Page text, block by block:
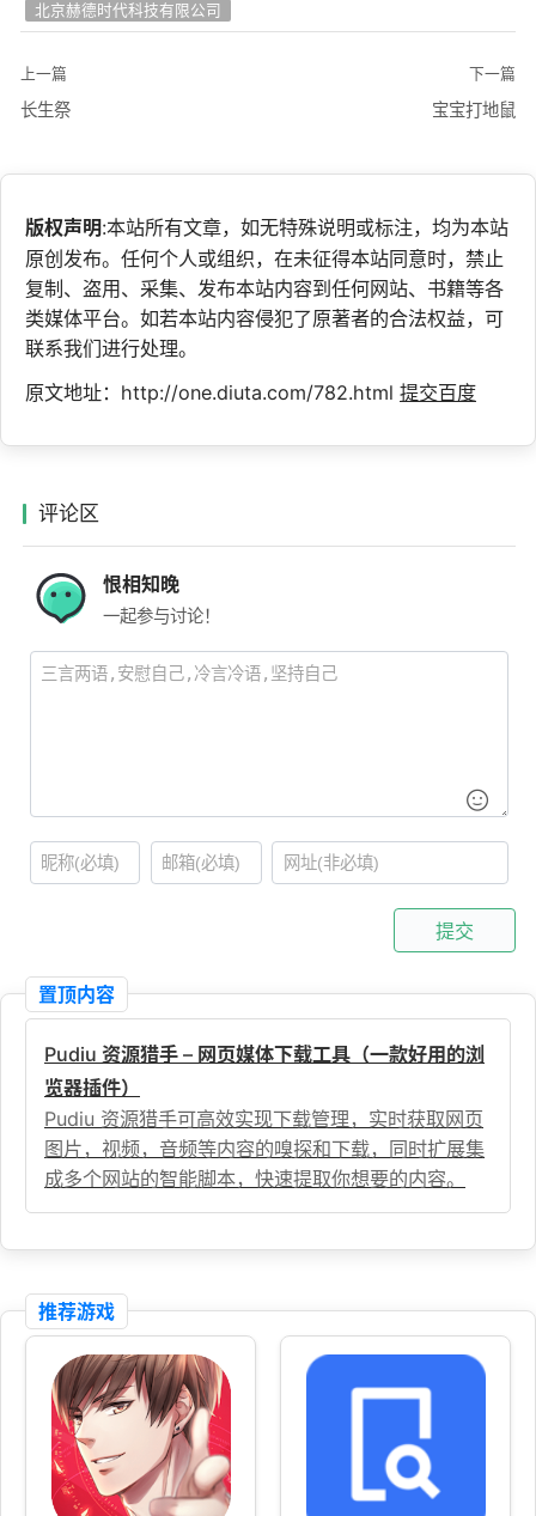
北京赫德时代科技有限公司
上一篇
长生祭
下一篇
宝宝打地鼠
版权声明:本站所有文章，如无特殊说明或标注，均为本站
原创发布。任何个人或组织，在未征得本站同意时，禁止
复制、盗用、采集、发布本站内容到任何网站、书籍等各
类媒体平台。如若本站内容侵犯了原著者的合法权益，可
联系我们进行处理。
原文地址：http://one.diuta.com/782.html 提交百度
评论区
恨相知晚
一起参与讨论！
提交
置顶内容
Pudiu 资源猎手 – 网页媒体下载工具（一款好用的浏
览器插件）
Pudiu 资源猎手可高效实现下载管理，实时获取网页
图片，视频，音频等内容的嗅探和下载，同时扩展集
成多个网站的智能脚本，快速提取你想要的内容。
推荐游戏